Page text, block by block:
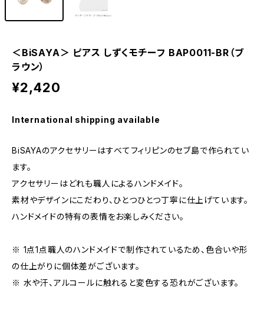
＜BiSAYA＞ ピアス しずくモチーフ BAP0011-BR（ブ
ラウン）
¥2,420
International shipping available
BiSAYAのアクセサリーはすべてフィリピンのセブ島で作られてい
ます。
アクセサリーはどれも職人によるハンドメイド。
素材やデザインにこだわり、ひとつひとつ丁寧に仕上げています。
ハンドメイドの特有の表情をお楽しみください。
※ 1点1点職人のハンドメイドで制作されているため、色合いや形
の仕上がりに個体差がございます。
※ 水や汗、アルコールに触れると変色する恐れがございます。